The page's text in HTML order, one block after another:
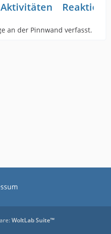
an der Pinnwand verfasst.
WoltLab Suite™